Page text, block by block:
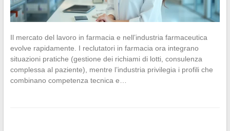
Il mercato del lavoro in farmacia e nell’industria farmaceutica
evolve rapidamente. I reclutatori in farmacia ora integrano
situazioni pratiche (gestione dei richiami di lotti, consulenza
complessa al paziente), mentre l’industria privilegia i profili che
combinano competenza tecnica e…